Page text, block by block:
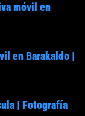
móvil en
en Barakaldo |
| Fotografía